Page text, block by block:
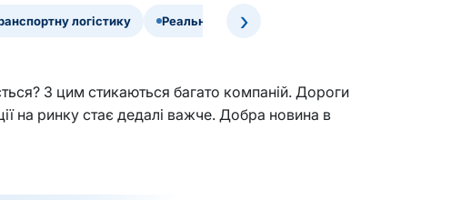
логістику Реальні кейси та практичний ефект
›
З цим стикаються багато компаній. Дороги
на ринку стає дедалі важче. Добра новина в